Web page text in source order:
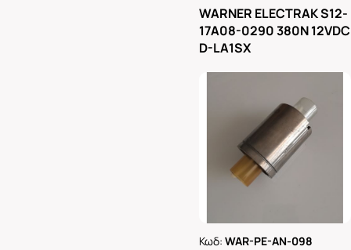
WARNER ELECTRAK S12-
17A08-0290 380N 12VDC
D-LA1SX
Κωδ:WAR-PE-AN-098